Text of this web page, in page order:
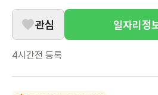
관심 일자리정
4시간전 등록